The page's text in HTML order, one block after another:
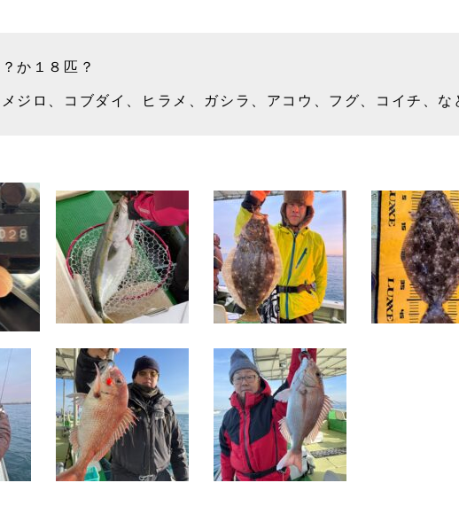
か１８匹？
ジロ、コブダイ、ヒラメ、ガシラ、アコウ、フグ、コイチ、な